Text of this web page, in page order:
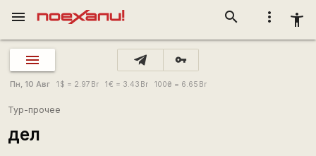
more_vert accessibility_new
search
menu
vpn_key
Пн, 10 Авг 1 $ = 2.97 Br 1€ = 3.43 Br 100₴ = 6.65 Br
Тур-прочее
дел